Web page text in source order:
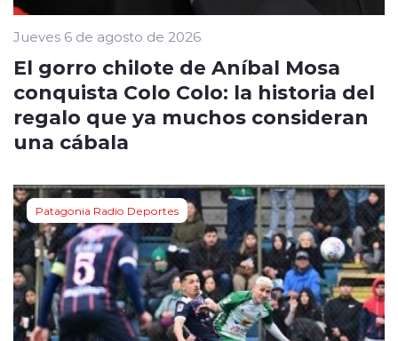
Jueves 6 de agosto de 2026
El gorro chilote de Aníbal Mosa
conquista Colo Colo: la historia del
regalo que ya muchos consideran
una cábala
Patagonia Radio Deportes